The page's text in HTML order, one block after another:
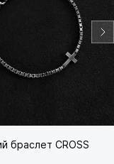
браслет CROSS